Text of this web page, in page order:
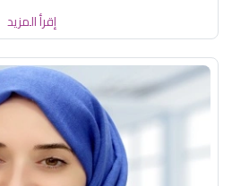
إقرأ المزيد